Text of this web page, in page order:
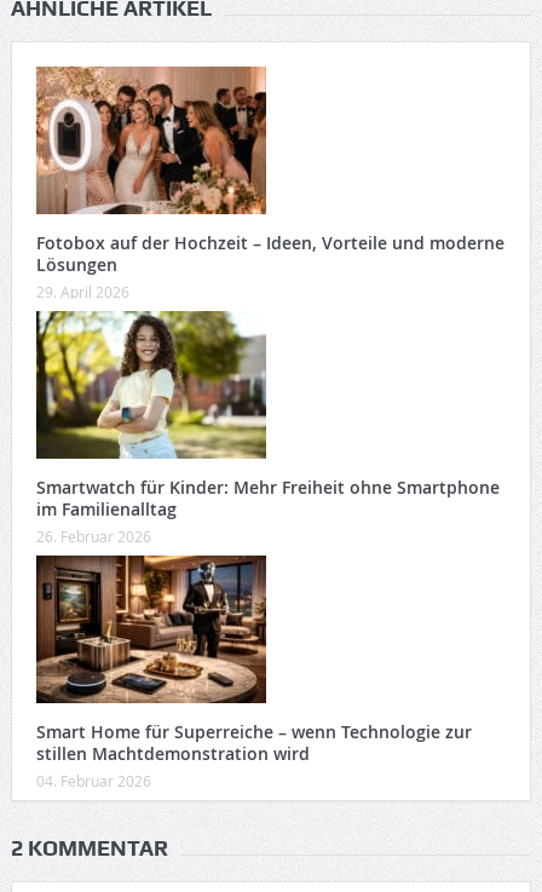
ÄHNLICHE ARTIKEL
Fotobox auf der Hochzeit – Ideen, Vorteile und moderne
Lösungen
29. April 2026
Smartwatch für Kinder: Mehr Freiheit ohne Smartphone
im Familienalltag
26. Februar 2026
Smart Home für Superreiche – wenn Technologie zur
stillen Machtdemonstration wird
04. Februar 2026
2 KOMMENTAR